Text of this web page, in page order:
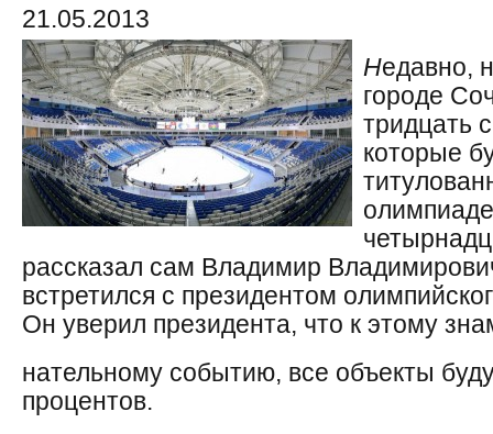
21.05.2013
Недавно,
городе
тридцать
которые
рассказал сам Владимир
встретился с президентом
Он уверил президента, что к этому
нательному событию, все объекты
процентов.